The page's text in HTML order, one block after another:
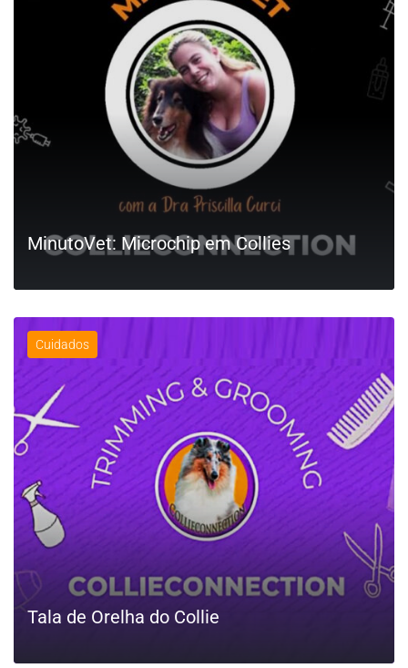
MinutoVet: Microchip em Collies
LEIA MAIS
Cuidados
Tala de Orelha do Collie